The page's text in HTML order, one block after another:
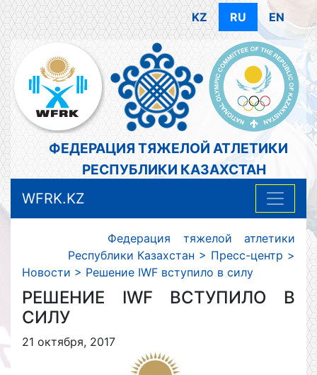
KZ RU EN
ФЕДЕРАЦИЯ ТЯЖЕЛОЙ АТЛЕТИКИ
РЕСПУБЛИКИ КАЗАХСТАН
WFRK.KZ
Федерация тяжелой атлетики
Республики Казахстан > Пресс-центр >
Новости > Решение IWF вступило в силу
РЕШЕНИЕ IWF ВСТУПИЛО В
СИЛУ
21 октября, 2017